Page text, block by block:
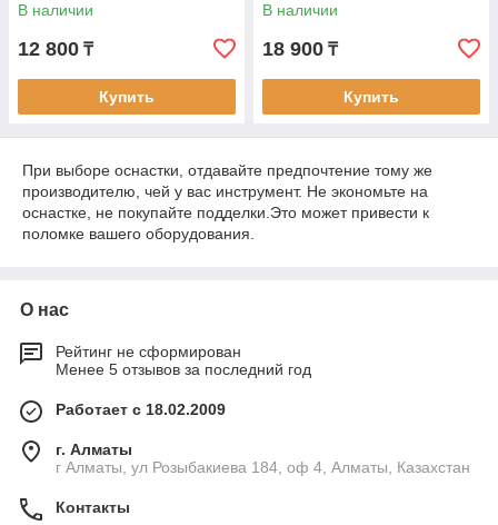
В наличии
12 800 ₸
Купить
В наличии
18 900 ₸
Купить
При выборе оснастки, отдавайте предпочтение тому же
производителю, чей у вас инструмент. Не экономьте на
оснастке, не покупайте подделки.Это может привести к
поломке вашего оборудования.
О нас
Рейтинг не сформирован
Менее 5 отзывов за последний год
Работает с 18.02.2009
г. Алматы
г Алматы, ул Розыбакиева 184, оф 4, Алматы, Казахстан
Контакты